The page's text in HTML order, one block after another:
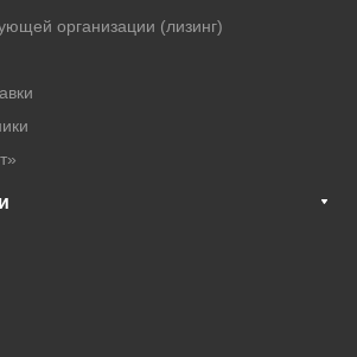
организации (лизинг)